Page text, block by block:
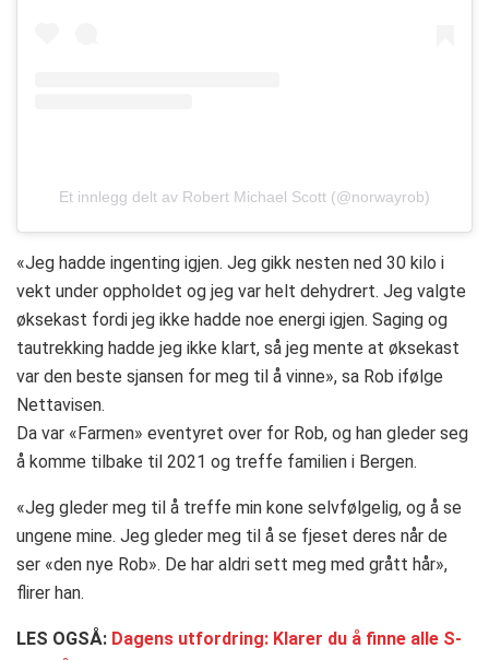
Et innlegg delt av Robert Michael Scott (@norwayrob)
«Jeg hadde ingenting igjen. Jeg gikk nesten ned 30 kilo i
vekt under oppholdet og jeg var helt dehydrert. Jeg valgte
øksekast fordi jeg ikke hadde noe energi igjen. Saging og
tautrekking hadde jeg ikke klart, så jeg mente at øksekast
var den beste sjansen for meg til å vinne», sa Rob ifølge
Nettavisen.
Da var «Farmen» eventyret over for Rob, og han gleder seg
å komme tilbake til 2021 og treffe familien i Bergen.
«Jeg gleder meg til å treffe min kone selvfølgelig, og å se
ungene mine. Jeg gleder meg til å se fjeset deres når de
ser «den nye Rob». De har aldri sett meg med grått hår»,
flirer han.
LES OGSÅ: Dagens utfordring: Klarer du å finne alle S-